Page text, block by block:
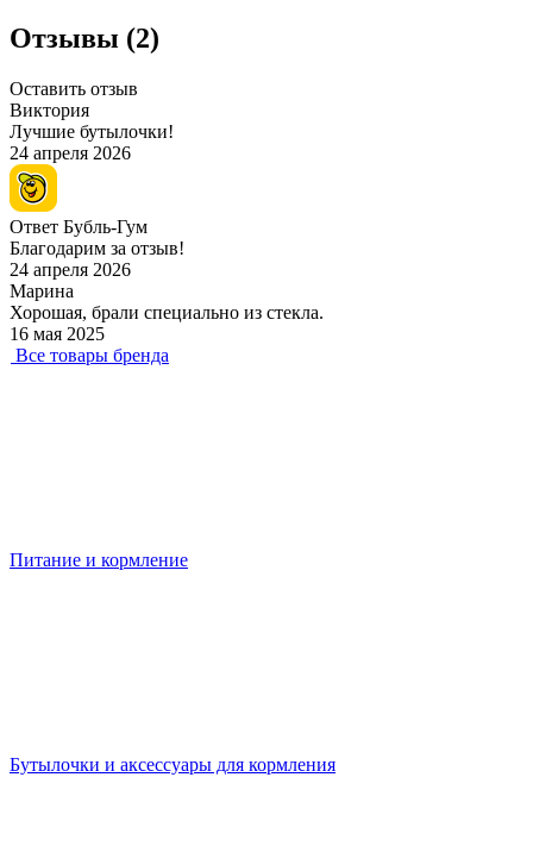
Отзывы (2)
Оставить отзыв
Виктория
Лучшие бутылочки!
24 апреля 2026
Ответ Бубль-Гум
Благодарим за отзыв!
24 апреля 2026
Марина
Хорошая, брали специально из стекла.
16 мая 2025
Все товары бренда
Питание и кормление
Бутылочки и аксессуары для кормления